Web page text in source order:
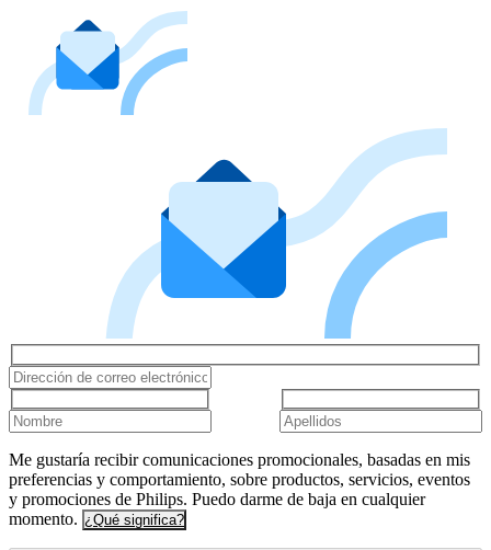
Me gustaría recibir comunicaciones promocionales, basadas en mis
preferencias y comportamiento, sobre productos, servicios, eventos
y promociones de Philips. Puedo darme de baja en cualquier
momento. ¿Qué significa?